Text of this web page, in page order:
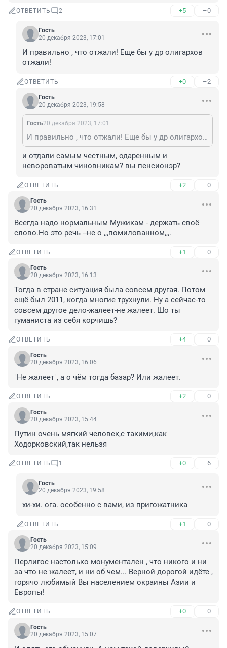
ОТВЕТИТЬ 2 +5 –0
Гость
20 декабря 2023, 17:01
И правильно , что отжали! Еще бы у др олигархов
отжали!
ОТВЕТИТЬ +0 –2
Гость
20 декабря 2023, 19:58
Гость20 декабря 2023, 17:01
И правильно , что отжали! Еще бы у др олигархов отжали!
и отдали самым честным, одаренным и
невороватым чиновникам? вы пенсионэр?
ОТВЕТИТЬ +2 –0
Гость
20 декабря 2023, 16:31
Всегда надо нормальным Мужикам - держать своё
слово.Но это речь --не о ,,,помилованном,,,.
ОТВЕТИТЬ +1 –0
Гость
20 декабря 2023, 16:13
Тогда в стране ситуация была совсем другая. Потом
ещё был 2011, когда многие трухнули. Ну а сейчас-то
совсем другое дело-жалеет-не жалеет. Шо ты
гуманиста из себя корчишь?
ОТВЕТИТЬ +4 –0
Гость
20 декабря 2023, 16:06
"Не жалеет", а о чём тогда базар? Или жалеет.
ОТВЕТИТЬ +2 –0
Гость
20 декабря 2023, 15:44
Путин очень мягкий человек,с такими,как
Ходорковский,так нельзя
ОТВЕТИТЬ 1 +0 –6
Гость
20 декабря 2023, 19:58
хи-хи. ога. особенно с вами, из пригожатника
ОТВЕТИТЬ +1 –0
Гость
20 декабря 2023, 15:09
Перлигос настолько монументален , что никого и ни
за что не жалеет, и ни об чем... Верной дорогой идёте ,
горячо любимый Вы населением окраины Азии и
Европы!
ОТВЕТИТЬ +0 –0
Гость
20 декабря 2023, 15:07